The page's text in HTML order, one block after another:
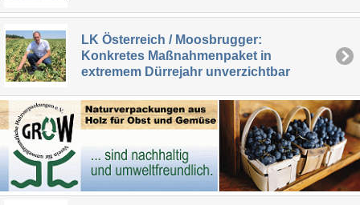
LK Österreich / Moosbrugger:
Konkretes Maßnahmenpaket in
extremem Dürrejahr unverzichtbar